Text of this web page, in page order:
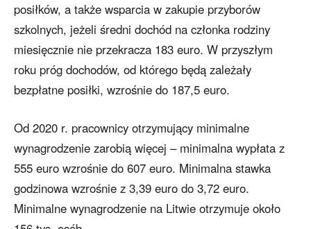
posiłków, a także wsparcia w zakupie przyborów
szkolnych, jeżeli średni dochód na członka rodziny
miesięcznie nie przekracza 183 euro. W przyszłym
roku próg dochodów, od którego będą zależały
bezpłatne posiłki, wzrośnie do 187,5 euro.
Od 2020 r. pracownicy otrzymujący minimalne
wynagrodzenie zarobią więcej – minimalna wypłata z
555 euro wzrośnie do 607 euro. Minimalna stawka
godzinowa wzrośnie z 3,39 euro do 3,72 euro.
Minimalne wynagrodzenie na Litwie otrzymuje około